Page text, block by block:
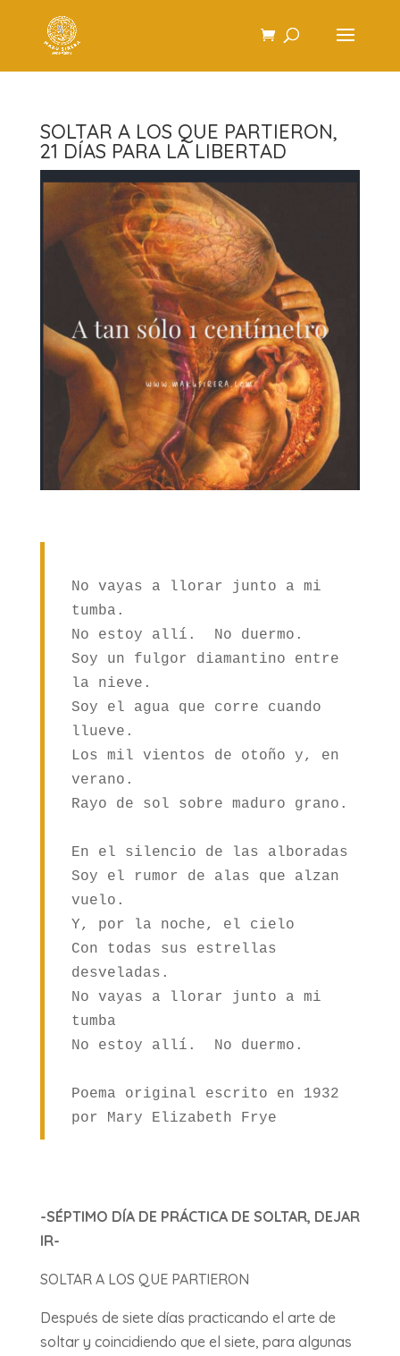
SOLTAR A LOS QUE PARTIERON,
21 DÍAS PARA LA LIBERTAD
No vayas a llorar junto a mi
tumba.
No estoy allí.  No duermo.
Soy un fulgor diamantino entre
la nieve.
Soy el agua que corre cuando
llueve.
Los mil vientos de otoño y, en
verano.
Rayo de sol sobre maduro grano.
En el silencio de las alboradas
Soy el rumor de alas que alzan
vuelo.
Y, por la noche, el cielo
Con todas sus estrellas
desveladas.
No vayas a llorar junto a mi
tumba
No estoy allí.  No duermo.
Poema original escrito en 1932
por Mary Elizabeth Frye
-SÉPTIMO DÍA DE PRÁCTICA DE SOLTAR, DEJAR
IR-
SOLTAR A LOS QUE PARTIERON
Después de siete días practicando el arte de
soltar y coincidiendo que el siete, para algunas